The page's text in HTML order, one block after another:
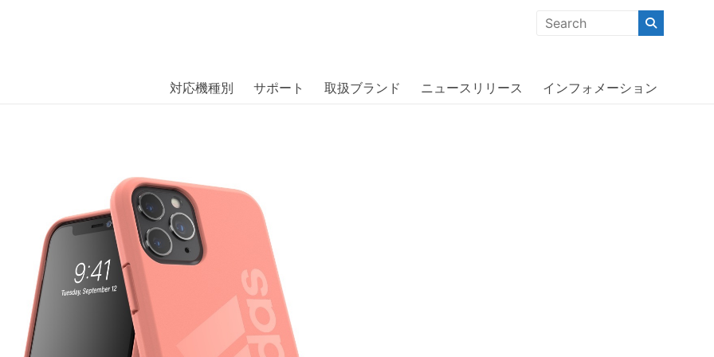
には、日本では珍しい「海外ブランド」をはじめ「ユニークな商品」「機能的な商品」「コストパフォーマンスの高い商
対応機種別 サポート 取扱ブランド ニュースリリース インフォメーション